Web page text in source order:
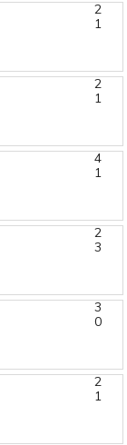
2
1
2
1
4
1
2
3
3
0
2
1